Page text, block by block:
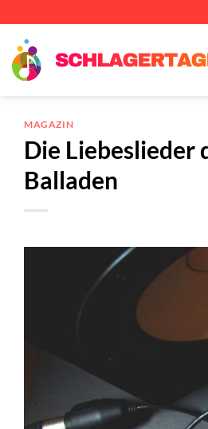
springen
MAGAZIN
Die Liebeslieder
Balladen